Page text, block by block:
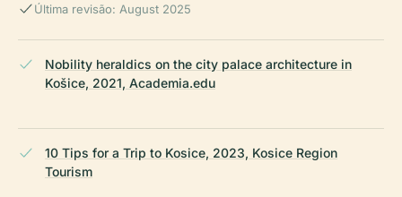
Última revisão: August 2025
Nobility heraldics on the city palace architecture in
Košice, 2021, Academia.edu
10 Tips for a Trip to Kosice, 2023, Kosice Region
Tourism